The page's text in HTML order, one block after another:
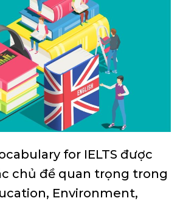
for IELTS được
chủ đề quan trọng trong
Environment,